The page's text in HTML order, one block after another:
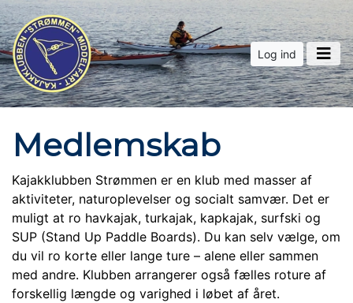
Log ind
Medlemskab
Kajakklubben Strømmen er en klub med masser af
aktiviteter, naturoplevelser og socialt samvær. Det er
muligt at ro havkajak, turkajak, kapkajak, surfski og
SUP (Stand Up Paddle Boards). Du kan selv vælge, om
du vil ro korte eller lange ture – alene eller sammen
med andre. Klubben arrangerer også fælles roture af
forskellig længde og varighed i løbet af året.